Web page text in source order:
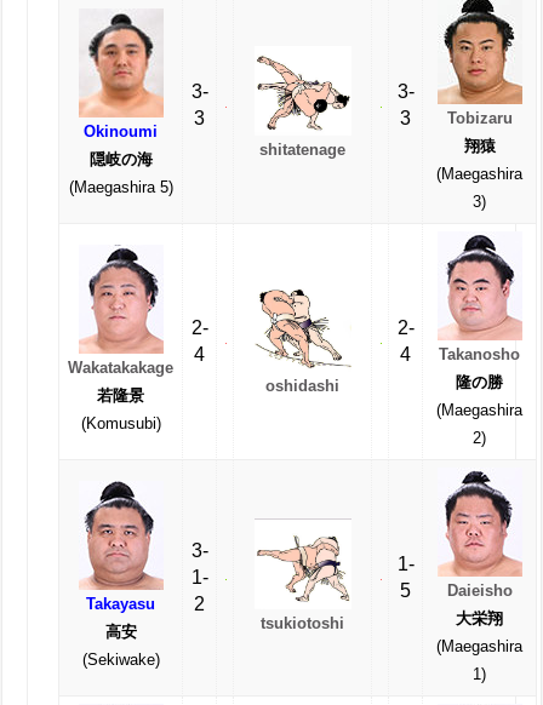
Okinoumi
隠岐の海
(Maegashira 5)
3-
3
shitatenage
3-
3
Tobizaru
翔猿
(Maegashira
3)
Wakatakakage
若隆景
(Komusubi)
2-
4
oshidashi
2-
4
Takanosho
隆の勝
(Maegashira
2)
Takayasu
高安
(Sekiwake)
3-
1-
2
tsukiotoshi
1-
5
Daieisho
大栄翔
(Maegashira
1)